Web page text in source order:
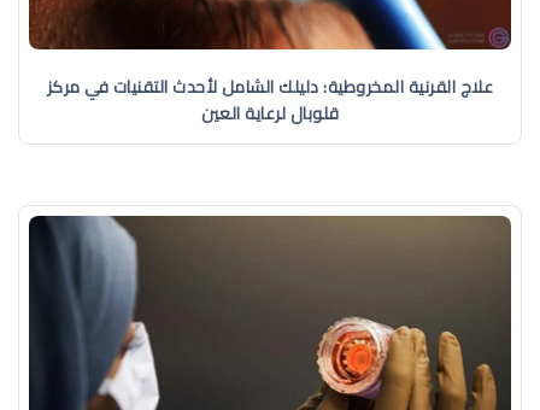
علاج القرنية المخروطية: دليلك الشامل لأحدث التقنيات في مركز
قلوبال لرعاية العين